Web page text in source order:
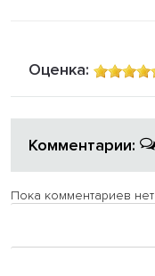
Оценка:
Комментарии:
Пока комментариев нет